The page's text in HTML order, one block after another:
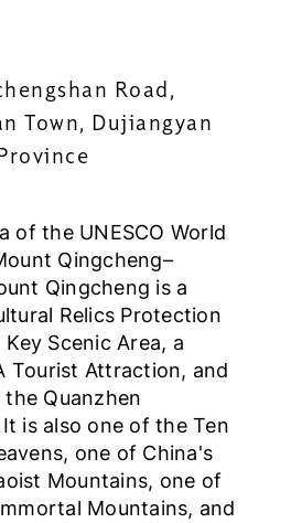
Road,
Town, Dujiangyan
of the UNESCO World
Qingcheng–
Qingcheng is a
Relics Protection
Scenic Area, a
Tourist Attraction, and
Quanzhen
is also one of the Ten
one of China's
Mountains, one of
Mountains, and